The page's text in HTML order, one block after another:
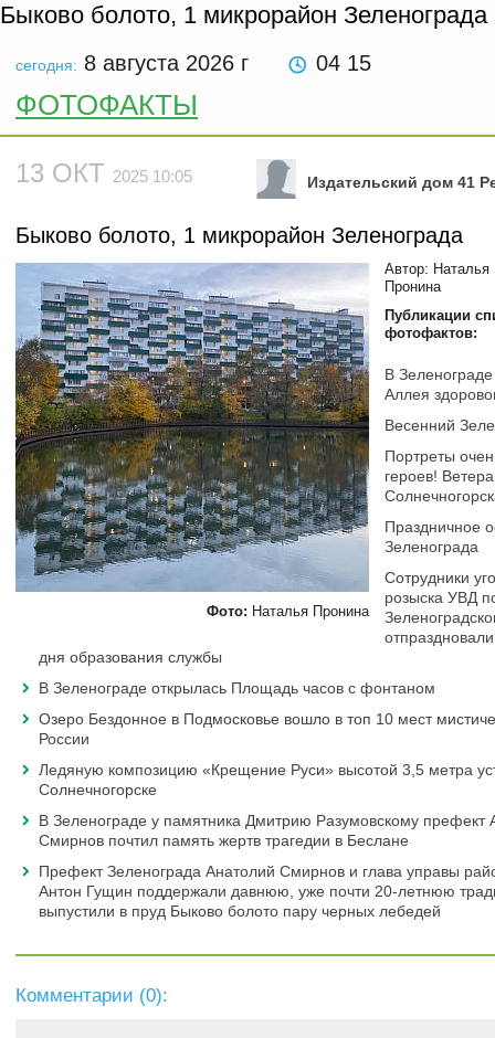
Быково болото, 1 микрорайон Зеленограда
сегодня: 8 августа 2026 г 04 15
ФОТОФАКТЫ
13 ОКТ 2025 10:05 Издательский дом 41
Быково болото, 1 микрорайон Зеленограда
Фото: Наталья Пронина
Автор: Наталья
Пронина
Публикации
фотофактов:
В
Аллея
Весенний
Портреты
героев!
Праздничное
Зеленограда
Сотрудники
розыска УВД
дня образования службы
В Зеленограде открылась Площадь часов с фонтаном
Озеро Бездонное в Подмосковье вошло в топ 10 мест
России
Ледяную композицию «Крещение Руси» высотой 3,5 метра
Солнечногорске
В Зеленограде у памятника Дмитрию Разумовскому префект
Смирнов почтил память жертв трагедии в Беслане
Префект Зеленограда Анатолий Смирнов и глава управы
Антон Гущин поддержали давнюю, уже почти 20-летнюю
выпустили в пруд Быково болото пару черных лебедей
Комментарии (0):